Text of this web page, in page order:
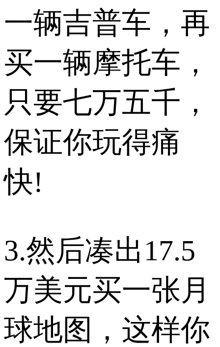
一辆吉普车，再
买一辆摩托车，
只要七万五千，
保证你玩得痛
快!
3.然后凑出17.5
万美元买一张月
球地图，这样你